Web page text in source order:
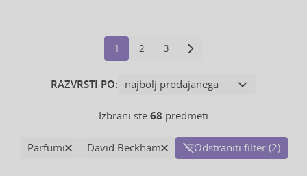
1 2 3
RAZVRSTI PO:
Izbrani ste 68 predmeti
Parfumi David Beckham Odstraniti filter (2)